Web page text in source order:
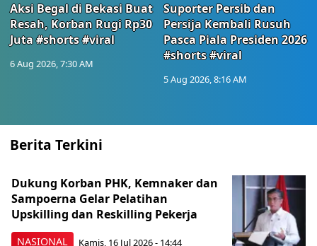
Aksi Begal di Bekasi Buat
Resah, Korban Rugi Rp30
Juta #shorts #viral
6 Aug 2026, 7:30 AM
Suporter Persib dan
Persija Kembali Rusuh
Pasca Piala Presiden 2026
#shorts #viral
5 Aug 2026, 8:16 AM
Berita Terkini
NASIONAL
Dukung Korban PHK, Kemnaker dan
Sampoerna Gelar Pelatihan
Upskilling dan Reskilling Pekerja
Kamis, 16 Jul 2026 - 14:44